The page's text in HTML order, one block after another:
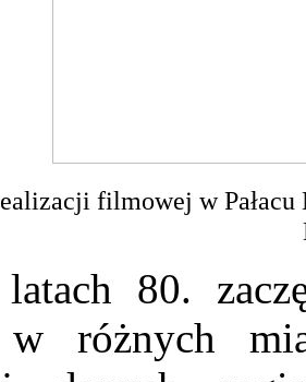
filmowej w
80.
różnych